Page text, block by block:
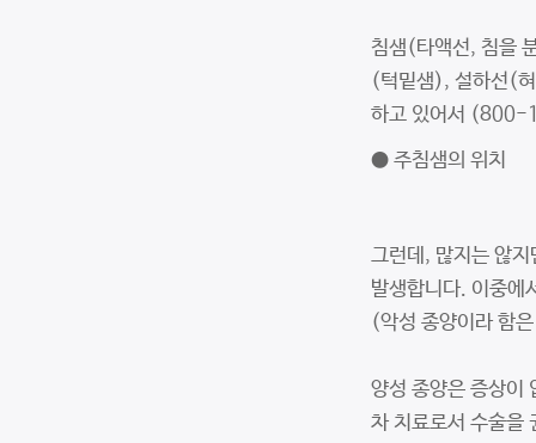
침샘(타액선, 침을
(턱밑샘), 설하선(
하고 있어서 (800-
● 주침샘의 위치
그런데, 많지는 않
발생합니다. 이중
(악성 종양이라 함
양성 종양은 증상이
차 치료로서 수술을